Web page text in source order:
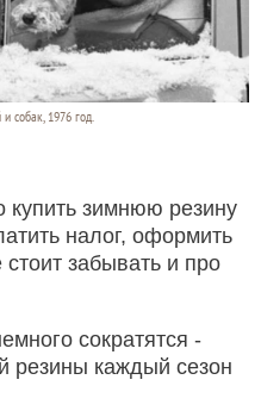
собак, 1976 год.
купить зимнюю резину
налог, оформить
забывать и про
сократятся -
резины каждый сезон